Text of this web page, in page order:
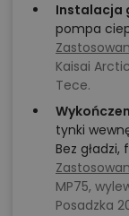
Instalacja
pompa
Kaisai
Tece.
tynki
Bez gładzi,
MP75,
Posadzka